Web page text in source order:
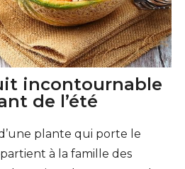
incontournable
de l’été
plante qui porte le
à la famille des